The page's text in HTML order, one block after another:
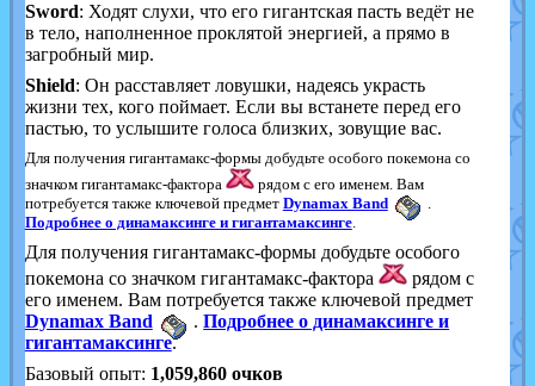
Sword: Ходят слухи, что его гигантская пасть ведёт не
в тело, наполненное проклятой энергией, а прямо в
загробный мир.
Shield: Он расставляет ловушки, надеясь украсть
жизни тех, кого поймает. Если вы встанете перед его
пастью, то услышите голоса близких, зовущие вас.
Для получения гигантамакс-формы добудьте особого покемона со
значком гигантамакс-фактора
рядом с его именем. Вам
потребуется также ключевой предмет Dynamax Band
.
Подробнее о динамаксинге и гигантамаксинге.
Для получения гигантамакс-формы добудьте особого
покемона со значком гигантамакс-фактора
рядом с
его именем. Вам потребуется также ключевой предмет
Dynamax Band
.Подробнее о динамаксинге и
гигантамаксинге.
Базовый опыт: 1,059,860очков